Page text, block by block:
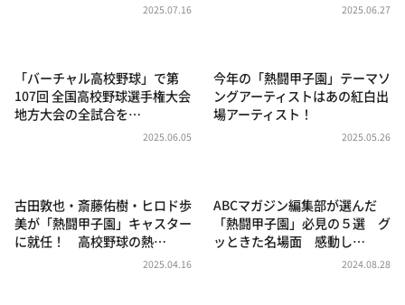
2025.07.16 2025.06.27
「バーチャル高校野球」で第
107回 全国高校野球選手権大会
地方大会の全試合を…
2025.06.05
今年の「熱闘甲子園」テーマソ
ングアーティストはあの紅白出
場アーティスト！
2025.05.26
古田敦也・斎藤佑樹・ヒロド歩
美が「熱闘甲子園」キャスター
に就任！ 高校野球の熱…
2025.04.16
ABCマガジン編集部が選んだ
「熱闘甲子園」必見の５選 グ
ッときた名場面 感動し…
2024.08.28